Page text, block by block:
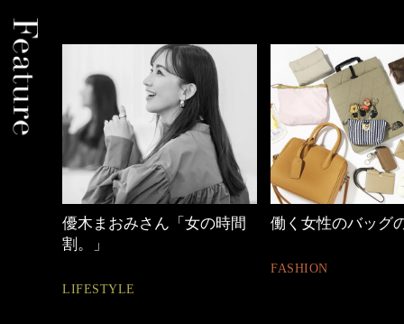
働く女性のバッグの中身 40代の小顔メイク
BEAUTY